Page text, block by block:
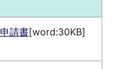
申請書[word:30KB]